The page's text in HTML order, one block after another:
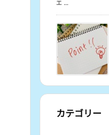
エ ...
カテゴリー